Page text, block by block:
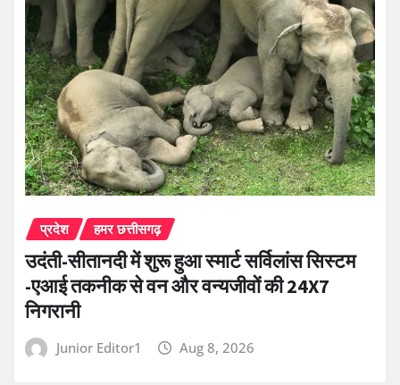
प्रदेश हमर छत्तीसगढ़
उदंती-सीतानदी में शुरू हुआ स्मार्ट सर्विलांस सिस्टम
-एआई तकनीक से वन और वन्यजीवों की 24X7
निगरानी
Junior Editor1 Aug 8, 2026